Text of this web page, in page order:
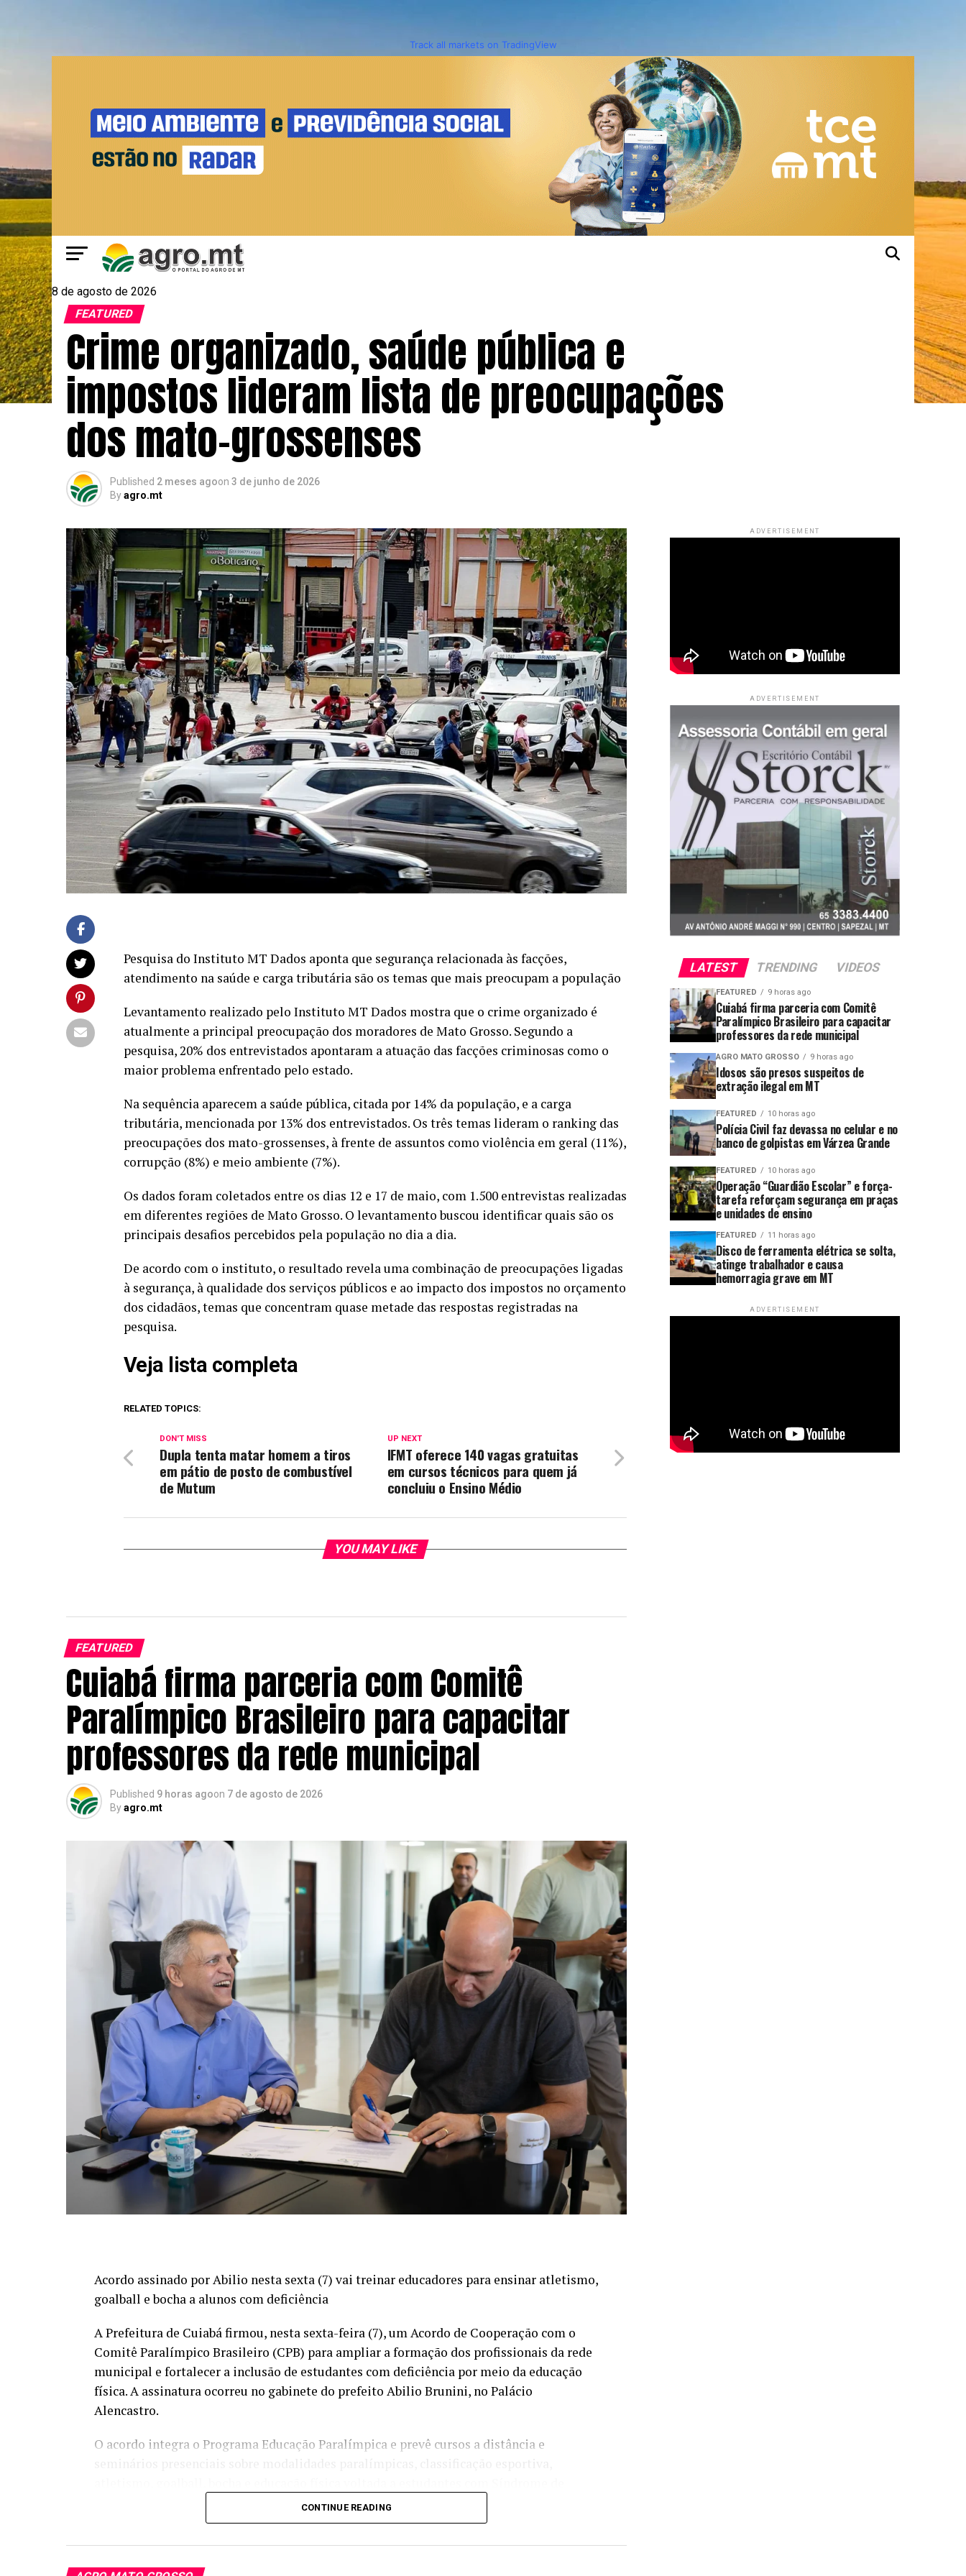
Track all markets on TradingView
8 de agosto de 2026
FEATURED
Crime organizado, saúde pública e
impostos lideram lista de preocupações
dos mato-grossenses
Published 2 meses agoon 3 de junho de 2026
Byagro.mt
Pesquisa do Instituto MT Dados aponta que segurança relacionada às facções,
atendimento na saúde e carga tributária são os temas que mais preocupam a população
Levantamento realizado pelo Instituto MT Dados mostra que o crime organizado é
atualmente a principal preocupação dos moradores de Mato Grosso. Segundo a
pesquisa, 20% dos entrevistados apontaram a atuação das facções criminosas como o
maior problema enfrentado pelo estado.
Na sequência aparecem a saúde pública, citada por 14% da população, e a carga
tributária, mencionada por 13% dos entrevistados. Os três temas lideram o ranking das
preocupações dos mato-grossenses, à frente de assuntos como violência em geral (11%),
corrupção (8%) e meio ambiente (7%).
Os dados foram coletados entre os dias 12 e 17 de maio, com 1.500 entrevistas realizadas
em diferentes regiões de Mato Grosso. O levantamento buscou identificar quais são os
principais desafios percebidos pela população no dia a dia.
De acordo com o instituto, o resultado revela uma combinação de preocupações ligadas
à segurança, à qualidade dos serviços públicos e ao impacto dos impostos no orçamento
dos cidadãos, temas que concentram quase metade das respostas registradas na
pesquisa.
Veja lista completa
RELATED TOPICS:
UP NEXT
IFMT oferece 140 vagas gratuitas
em cursos técnicos para quem já
concluiu o Ensino Médio
DON'T MISS
Dupla tenta matar homem a tiros
em pátio de posto de combustível
de Mutum
YOU MAY LIKE
FEATURED
Cuiabá firma parceria com Comitê
Paralímpico Brasileiro para capacitar
professores da rede municipal
Published 9 horas agoon 7 de agosto de 2026
Byagro.mt
Acordo assinado por Abilio nesta sexta (7) vai treinar educadores para ensinar atletismo,
goalball e bocha a alunos com deficiência
A Prefeitura de Cuiabá firmou, nesta sexta-feira (7), um Acordo de Cooperação com o
Comitê Paralímpico Brasileiro (CPB) para ampliar a formação dos profissionais da rede
municipal e fortalecer a inclusão de estudantes com deficiência por meio da educação
física. A assinatura ocorreu no gabinete do prefeito Abilio Brunini, no Palácio
Alencastro.
O acordo integra o Programa Educação Paralímpica e prevê cursos a distância e
Down e autismo. A parceria terá vigência até 31 de dezembro de 2028.
CONTINUE READING
ADVERTISEMENT
ADVERTISEMENT
LATEST TRENDING VIDEOS
FEATURED 9 horas ago
Cuiabá firma parceria com Comitê
Paralímpico Brasileiro para capacitar
professores da rede municipal
AGRO MATO GROSSO 9 horas ago
Idosos são presos suspeitos de
extração ilegal em MT
FEATURED 10 horas ago
Polícia Civil faz devassa no celular e no
banco de golpistas em Várzea Grande
FEATURED 10 horas ago
Operação “Guardião Escolar” e força-
tarefa reforçam segurança em praças
e unidades de ensino
FEATURED 11 horas ago
Disco de ferramenta elétrica se solta,
atinge trabalhador e causa
hemorragia grave em MT
ADVERTISEMENT